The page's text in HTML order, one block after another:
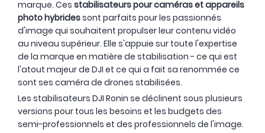
marque. Ces stabilisateurs pour caméras et appareils
photo hybridessont parfaits pour les passionnés
d'image qui souhaitent propulser leur contenu vidéo
au niveau supérieur. Elle s'appuie sur toute l'expertise
de la marque en matière de stabilisation - ce qui est
l'atout majeur de DJI et ce qui a fait sa renommée ce
sont ses caméra de drones stabilisées.
Les stabilisateurs DJI Ronin se déclinent sous plusieurs
versions pour tous les besoins et les budgets des
semi-professionnels et des professionnels de l'image.